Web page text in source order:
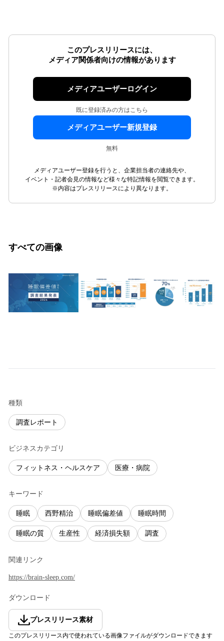
このプレスリリースには、
メディア関係者向けの情報があります
メディアユーザーログイン
既に登録済みの方はこちら
メディアユーザー新規登録
無料
メディアユーザー登録を行うと、企業担当者の連絡先や、
イベント・記者会見の情報など様々な特記情報を閲覧できます。
※内容はプレスリリースにより異なります。
すべての画像
種類
調査レポート
ビジネスカテゴリ
フィットネス・ヘルスケア 医療・病院
キーワード
睡眠 西野精治 睡眠偏差値 睡眠時間
睡眠の質 生産性 経済損失額 調査
関連リンク
https://brain-sleep.com/
ダウンロード
プレスリリース素材
このプレスリリース内で使われている画像ファイルがダウンロードできます